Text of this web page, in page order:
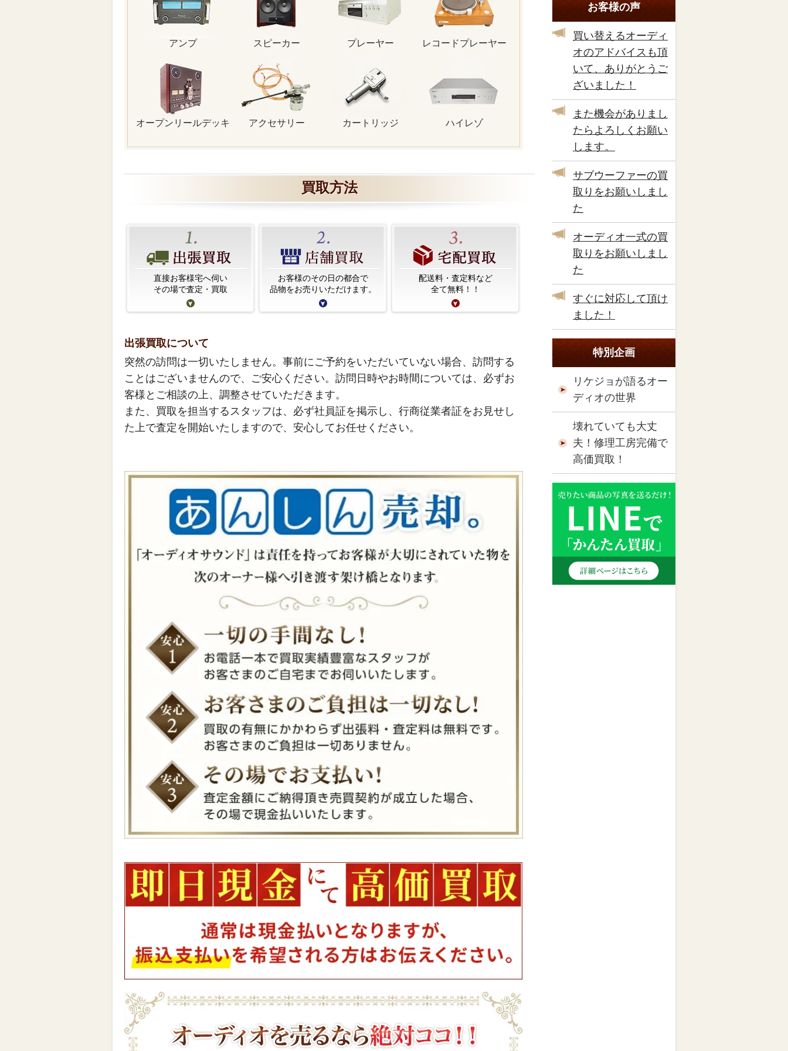
アンプ スピーカー プレーヤー レコードプレーヤー
オープンリールデッキ アクセサリー カートリッジ ハイレゾ
買取方法
直接お客様宅へ伺い
その場で査定・買取
お客様のその日の都合で
品物をお売りいただけます。
配送料・査定料など
全て無料！！
出張買取について
突然の訪問は一切いたしません。事前にご予約をいただいていない場合、訪問する
ことはございませんので、ご安心ください。訪問日時やお時間については、必ずお
客様とご相談の上、調整させていただきます。
また、買取を担当するスタッフは、必ず社員証を掲示し、行商従業者証をお見せし
た上で査定を開始いたしますので、安心してお任せください。
お客様の声
買い替えるオーディ
オのアドバイスも頂
いて、ありがとうご
ざいました！
また機会がありまし
たらよろしくお願い
します。
サブウーファーの買
取りをお願いしまし
た
オーディオ一式の買
取りをお願いしまし
た
すぐに対応して頂け
ました！
特別企画
リケジョが語るオー
ディオの世界
壊れていても大丈
夫！修理工房完備で
高価買取！